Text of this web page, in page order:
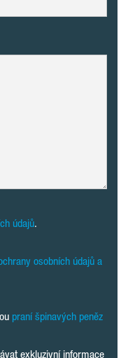
údajů.
osobních údajů a
praní špinavých peněz
exkluzivní informace